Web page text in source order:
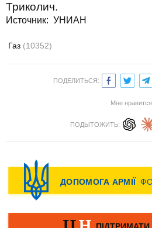
Триколич.
Источник: УНИАН
Газ (10352)
ПОДЕЛИТЬСЯ:
Мне нравится
ПОДЫТОЖИТЬ: